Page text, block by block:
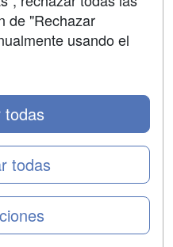
Web, S.L. - Calle
Madrid Tel: 91 533 70 78
de "Rechazar
usando el
todas
todas